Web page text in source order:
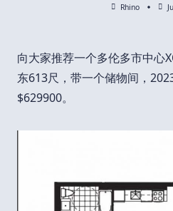
Rhino
向大家推荐一个多伦多市中心
东613尺，带一个储物间，
$629900。